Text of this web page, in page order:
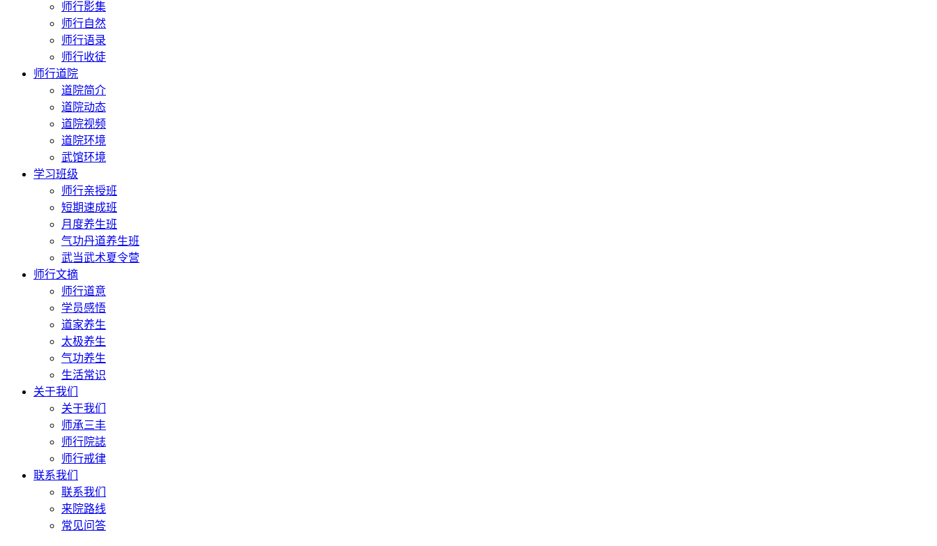
师行影集
师行自然
师行语录
师行收徒
师行道院
道院简介
道院动态
道院视频
道院环境
武馆环境
学习班级
师行亲授班
短期速成班
月度养生班
气功丹道养生班
武当武术夏令营
师行文摘
师行道意
学员感悟
道家养生
太极养生
气功养生
生活常识
关于我们
关于我们
师承三丰
师行院誌
师行戒律
联系我们
联系我们
来院路线
常见问答